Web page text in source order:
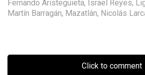
Fernando Aristeguieta, Israel Reyes,
Martín Barragán, Mazatlán, Nicolás
Click to comment